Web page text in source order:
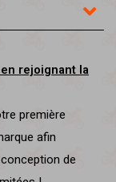
rejoignant la
première
afin
de